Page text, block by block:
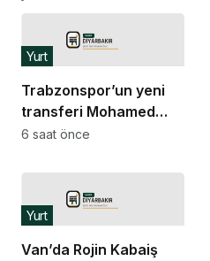
Trabzonspor’un yeni
transferi Mohamed
Salah Trabzon’a ulaştı
Yurt
6 saat önce
Van’da Rojin Kabaiş
Yurt